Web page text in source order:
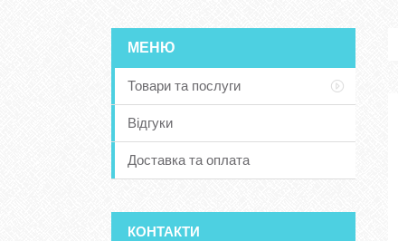
Товари та послуги
Відгуки
Доставка та оплата
КОНТАКТИ